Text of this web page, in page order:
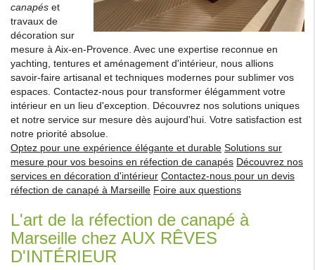
canapés et
travaux de
décoration sur
mesure à Aix-en-Provence. Avec une expertise reconnue en
yachting, tentures et aménagement d'intérieur, nous allions
savoir-faire artisanal et techniques modernes pour sublimer vos
espaces. Contactez-nous pour transformer élégamment votre
intérieur en un lieu d'exception. Découvrez nos solutions uniques
et notre service sur mesure dès aujourd'hui. Votre satisfaction est
notre priorité absolue.
Optez pour une expérience élégante et durable Solutions sur
mesure pour vos besoins en réfection de canapés Découvrez nos
services en décoration d'intérieur Contactez-nous pour un devis
réfection de canapé à Marseille Foire aux questions
L'art de la réfection de canapé à
Marseille chez AUX RÊVES
D'INTÉRIEUR